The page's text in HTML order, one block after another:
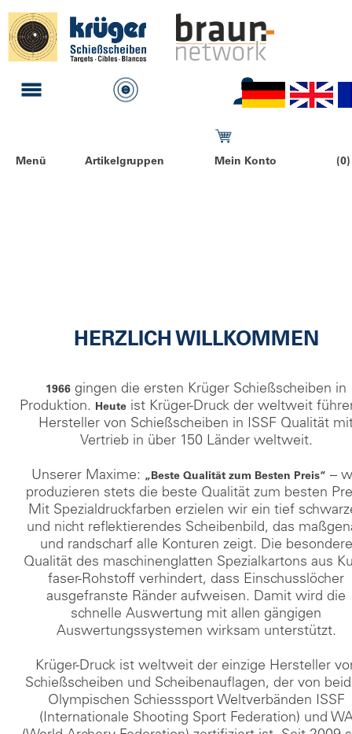
Menü Artikelgruppen Mein Konto
HERZLICH WILLKOMMEN
1966 gingen die ersten Krüger Schießscheiben in
Produktion. Heute ist Krüger-Druck der weltweit
Hersteller von Schießscheiben in ISSF Qualität
Vertrieb in über 150 Länder weltweit.
Unserer Maxime: „Beste Qualität zum Besten Preis“ –
produzieren stets die beste Qualität zum besten
Mit Spezialdruckfarben erzielen wir ein tief
und nicht reflektierendes Scheibenbild, das
und randscharf alle Konturen zeigt. Die besondere
Qualität des maschinenglatten Spezialkartons aus
faser-Rohstoff verhindert, dass Einschusslöcher
ausgefranste Ränder aufweisen. Damit wird die
schnelle Auswertung mit allen gängigen
Auswertungssystemen wirksam unterstützt.
Krüger-Druck ist weltweit der einzige Hersteller
Schießscheiben und Scheibenauflagen, der von
Olympischen Schiesssport Weltverbänden ISSF
(Internationale Shooting Sport Federation) und